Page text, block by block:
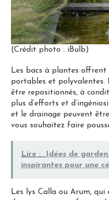
(Crédit photo : iBulb)
Les bacs à plantes
portables et polyvalentes.
être repositionnés, à
plus d’efforts et
et le drainage peuvent
vous souhaitez faire
Lire :
Idées de
inspirantes pour une
Les lys Calla ou Arum, qui